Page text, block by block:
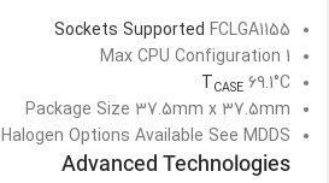
Sockets Supported FCLGA1155
Max CPU Configuration 1
TCASE 69.1°C
Package Size 37.5mm x 37.5mm
Options Available See MDDS
Advanced Technologies